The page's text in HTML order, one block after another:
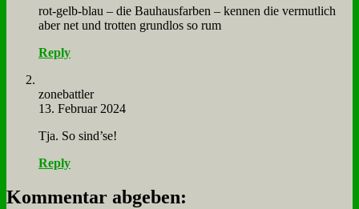
rot-gelb-blau – die Bau­haus­far­ben – ken­nen die ver­mut­lich
aber net und trot­ten grund­los so rum
Reply
zone­batt­ler
13. Februar 2024
Tja. So sind’se!
Reply
Kommentar abgeben: